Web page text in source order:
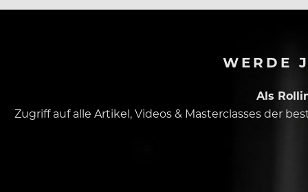
WERDE
Als
Zugriff auf alle Artikel, Videos & Masterclasses der